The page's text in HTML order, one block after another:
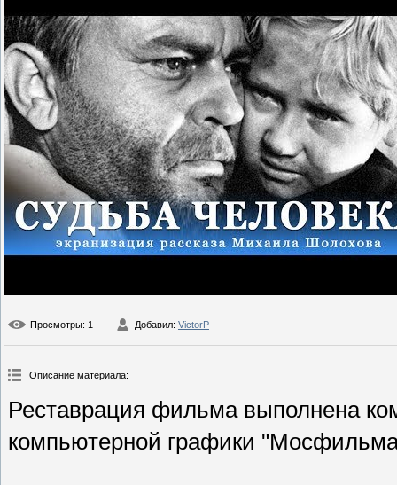
Просмотры: 1 Добавил: VictorP
Описание материала:
Реставрация фильма выполнена
компьютерной графики